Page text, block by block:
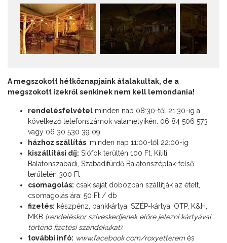
A megszokott hétköznapjaink átalakultak, de a
megszokott ízekről senkinek nem kell lemondania!
rendelésfelvétel minden nap 08:30-től 21:30-ig a
következő telefonszámok valamelyikén: 06 84 506 573
vagy 06 30 530 39 09
házhoz szállítás: minden nap 11:00-től 22:00-ig
kiszállítási díj: Siófok terültén 100 Ft, Kiliti,
Balatonszabadi, Szabadifürdő Balatonszéplak-felső
területén 300 Ft
csomagolás: csak saját dobozban szállítják az ételt,
csomagolás ára: 50 Ft / db
fizetés: készpénz, bankkártya, SZÉP-kártya: OTP, K&H,
MKB (rendeléskor szíveskedjenek előre jelezni kártyával
történő fizetési szándékukat)
további infó: www.facebook.com/roxyetteremés